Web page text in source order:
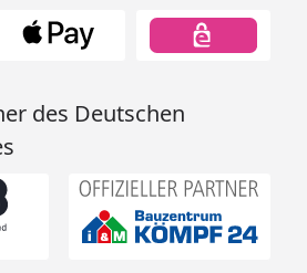
des Deutschen